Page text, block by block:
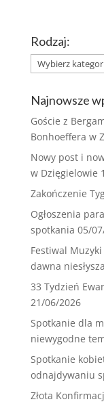
Rodzaj:
Rodzaj:
Najnowsze
Goście z
Bonhoeffera w
Nowy post i
w Dzięgielowie
Zakończenie
Ogłoszenia
spotkania 05/
Festiwal
dawna
33 Tydzień
21/06/2026
Spotkanie dla
niewygodne
Spotkanie
odnajdywaniu
Złota